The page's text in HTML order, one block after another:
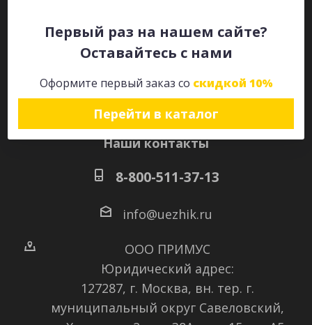
Первый раз на нашем сайте?
Оставайтесь с нами
Оформите первый заказ со скидкой 10%
Перейти в каталог
Наши контакты
8-800-511-37-13
info@uezhik.ru
ООО ПРИМУС
Юридический адрес:
127287, г. Москва, вн. тер. г.
муниципальный округ Савеловский,